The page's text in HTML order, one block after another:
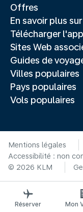
Offres
En savoir plus
Télécharger
Sites Web
Guides de
Villes populaires
Pays populaires
Vols populaires
Mentions légales
Accessibilité : non
© 2026 KLM
Réserver Mon